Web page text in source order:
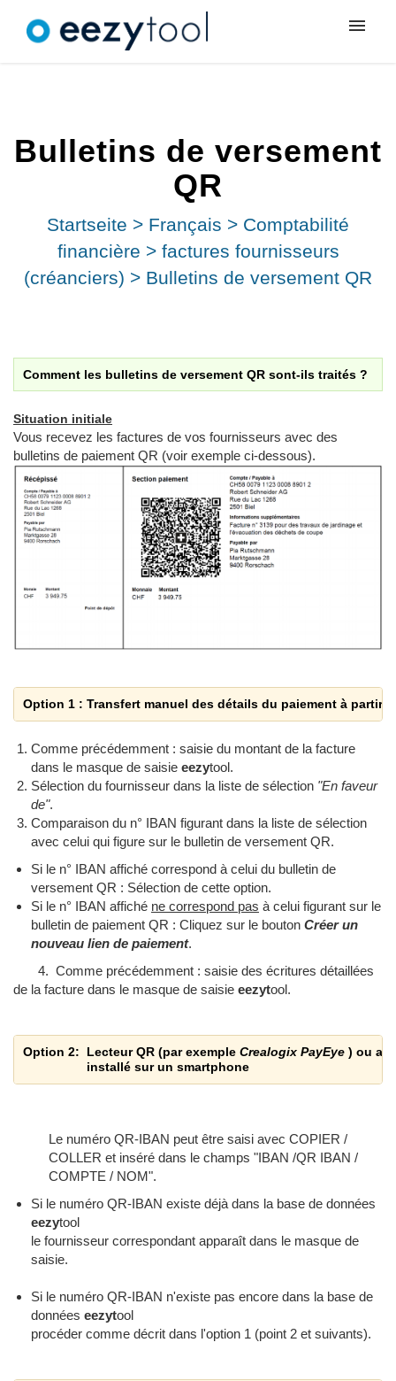
Anmeldung
Bulletins de versement
QR
Startseite > Français > Comptabilité
financière > factures fournisseurs
(créanciers) > Bulletins de versement QR
Comment les bulletins de versement QR sont-ils traités ?
Situation initiale
Vous recevez les factures de vos fournisseurs avec des
bulletins de paiement QR (voir exemple ci-dessous).
Option 1 : Transfert manuel des détails du paiement à partir
Comme précédemment : saisie du montant de la facture
dans le masque de saisie eezytool.
Sélection du fournisseur dans la liste de sélection "En faveur
de".
Comparaison du n° IBAN figurant dans la liste de sélection
avec celui qui figure sur le bulletin de versement QR.
Si le n° IBAN affiché correspond à celui du bulletin de
versement QR : Sélection de cette option.
Si le n° IBAN affiché ne correspond pas à celui figurant sur le
bulletin de paiement QR : Cliquez sur le bouton Créer un
nouveau lien de paiement.
4. Comme précédemment : saisie des écritures détaillées
de la facture dans le masque de saisie eezytool.
Option 2:  Lecteur QR (par exemple Crealogix PayEye ) ou
                  installé sur un smartphone
Le numéro QR-IBAN peut être saisi avec COPIER /
COLLER et inséré dans le champs "IBAN /QR IBAN /
COMPTE / NOM".
Si le numéro QR-IBAN existe déjà dans la base de données
eezytool
le fournisseur correspondant apparaît dans le masque de
saisie.
Si le numéro QR-IBAN n'existe pas encore dans la base de
données eezytool
procéder comme décrit dans l'option 1 (point 2 et suivants).